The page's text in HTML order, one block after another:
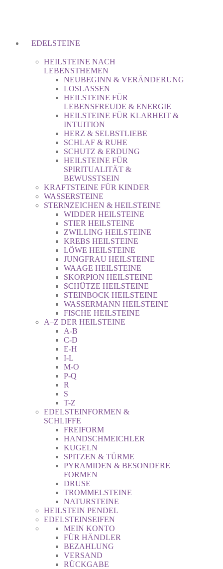
EDELSTEINE
HEILSTEINE NACH
LEBENSTHEMEN
NEUBEGINN & VERÄNDERUNG
LOSLASSEN
HEILSTEINE FÜR
LEBENSFREUDE & ENERGIE
HEILSTEINE FÜR KLARHEIT &
INTUITION
HERZ & SELBSTLIEBE
SCHLAF & RUHE
SCHUTZ & ERDUNG
HEILSTEINE FÜR
SPIRITUALITÄT &
BEWUSSTSEIN
KRAFTSTEINE FÜR KINDER
WASSERSTEINE
STERNZEICHEN & HEILSTEINE
WIDDER HEILSTEINE
STIER HEILSTEINE
ZWILLING HEILSTEINE
KREBS HEILSTEINE
LÖWE HEILSTEINE
JUNGFRAU HEILSTEINE
WAAGE HEILSTEINE
SKORPION HEILSTEINE
SCHÜTZE HEILSTEINE
STEINBOCK HEILSTEINE
WASSERMANN HEILSTEINE
FISCHE HEILSTEINE
A–Z DER HEILSTEINE
A-B
C-D
E-H
I-L
M-O
P-Q
R
S
T-Z
EDELSTEINFORMEN &
SCHLIFFE
FREIFORM
HANDSCHMEICHLER
KUGELN
SPITZEN & TÜRME
PYRAMIDEN & BESONDERE
FORMEN
DRUSE
TROMMELSTEINE
NATURSTEINE
HEILSTEIN PENDEL
EDELSTEINSEIFEN
MEIN KONTO
FÜR HÄNDLER
BEZAHLUNG
VERSAND
RÜCKGABE